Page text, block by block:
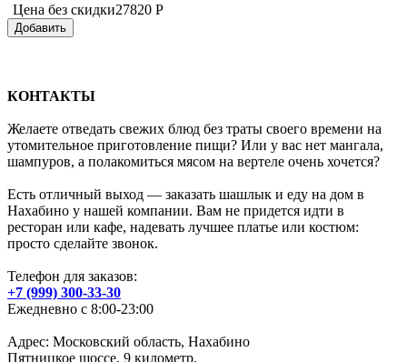
Цена без скидки27820 Р
Добавить
КОНТАКТЫ
Желаете отведать свежих блюд без траты своего времени на
утомительное приготовление пищи? Или у вас нет мангала,
шампуров, а полакомиться мясом на вертеле очень хочется?
Есть отличный выход — заказать шашлык и еду на дом в
Нахабино у нашей компании. Вам не придется идти в
ресторан или кафе, надевать лучшее платье или костюм:
просто сделайте звонок.
Телефон для заказов:
+7 (999) 300-33-30
Ежедневно с 8:00-23:00
Адрес: Московский область, Нахабино
Пятницкое шоссе, 9 километр.